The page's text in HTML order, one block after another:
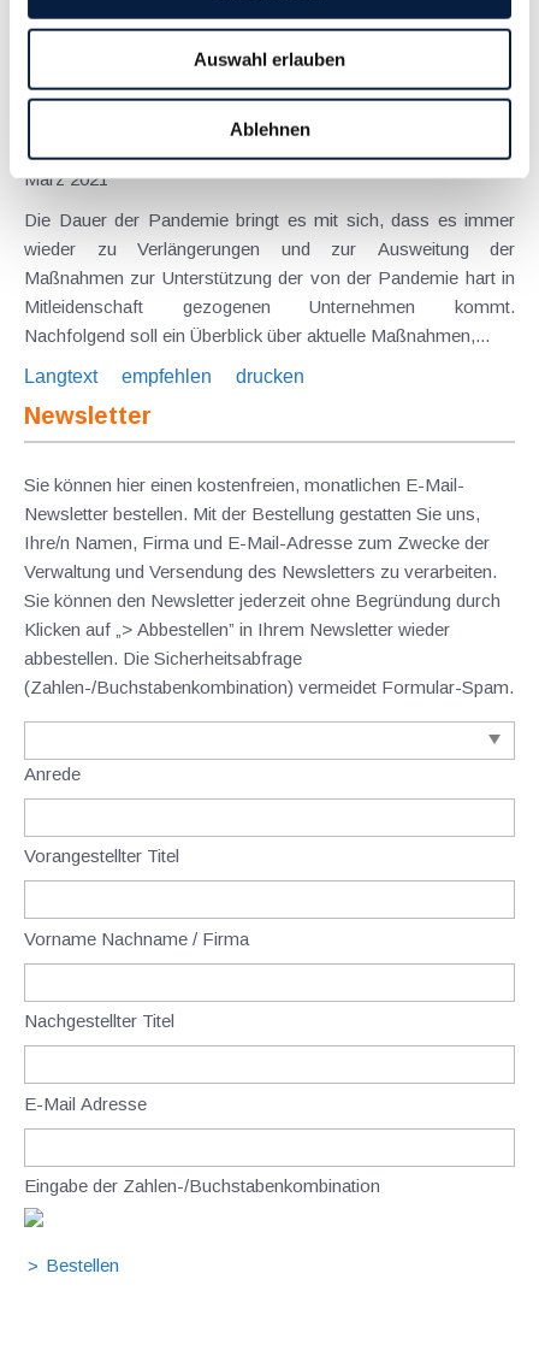
Auswahl erlauben
Ablehnen
News und Updates rund um die wirtschaftlichen
Maßnahmen gegen die COVID-19 Pandemie
März 2021
Die Dauer der Pandemie bringt es mit sich, dass es immer
wieder zu Verlängerungen und zur Ausweitung der
Maßnahmen zur Unterstützung der von der Pandemie hart in
Mitleidenschaft gezogenen Unternehmen kommt.
Nachfolgend soll ein Überblick über aktuelle Maßnahmen,...
Langtext
empfehlen drucken
Newsletter
Sie können hier einen kostenfreien, monatlichen E-Mail-
Newsletter bestellen. Mit der Bestellung gestatten Sie uns,
Ihre/n Namen, Firma und E-Mail-Adresse zum Zwecke der
Verwaltung und Versendung des Newsletters zu verarbeiten.
Sie können den Newsletter jederzeit ohne Begründung durch
Klicken auf „> Abbestellen” in Ihrem Newsletter wieder
abbestellen. Die Sicherheitsabfrage
(Zahlen-/Buchstabenkombination) vermeidet Formular-Spam.
Anrede
Vorangestellter Titel
Vorname Nachname / Firma
Nachgestellter Titel
E-Mail Adresse
Eingabe der Zahlen-/Buchstabenkombination